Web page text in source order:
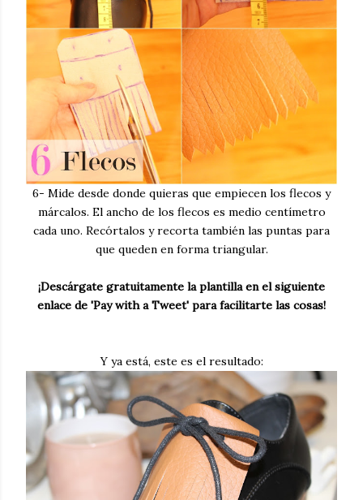
6- Mide desde donde quieras que empiecen los flecos y
márcalos. El ancho de los flecos es medio centímetro
cada uno. Recórtalos y recorta también las puntas para
que queden en forma triangular.
¡Descárgate gratuitamente la plantilla en el siguiente
enlace de 'Pay with a Tweet' para facilitarte las cosas!
Y ya está, este es el resultado: